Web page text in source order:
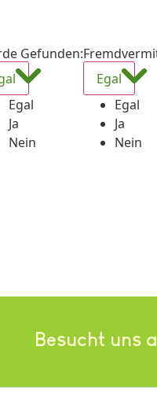
Gefunden:
Egal
Ja
Nein
Egal
Egal
Ja
Nein
Besucht uns